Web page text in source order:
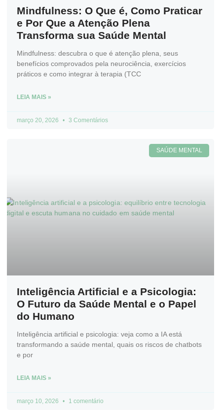
Mindfulness: O Que é, Como Praticar
e Por Que a Atenção Plena
Transforma sua Saúde Mental
Mindfulness: descubra o que é atenção plena, seus
benefícios comprovados pela neurociência, exercícios
práticos e como integrar à terapia (TCC
LEIA MAIS »
março 20, 2026 3 Comentários
SAÚDE MENTAL
Inteligência Artificial e a Psicologia:
O Futuro da Saúde Mental e o Papel
do Humano
Inteligência artificial e psicologia: veja como a IA está
transformando a saúde mental, quais os riscos de chatbots
e por
LEIA MAIS »
março 10, 2026 1 comentário